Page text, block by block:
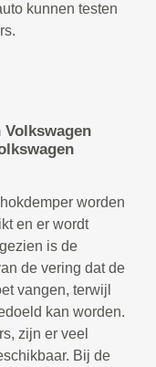
kunnen testen
worden
en er wordt
is de
de vering dat de
vangen, terwijl
kan worden.
zijn er veel
Bij de